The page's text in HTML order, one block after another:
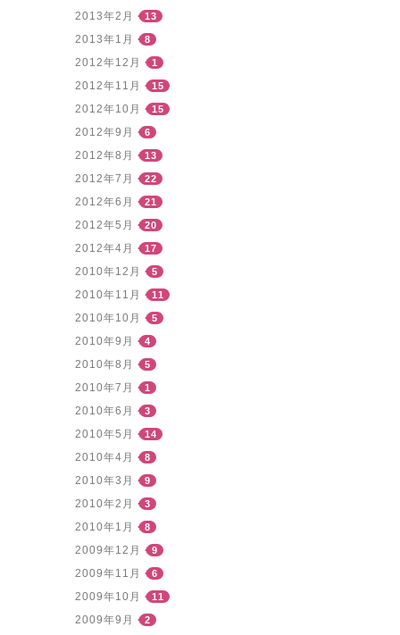
2013年2月 13
2013年1月 8
2012年12月 1
2012年11月 15
2012年10月 15
2012年9月 6
2012年8月 13
2012年7月 22
2012年6月 21
2012年5月 20
2012年4月 17
2010年12月 5
2010年11月 11
2010年10月 5
2010年9月 4
2010年8月 5
2010年7月 1
2010年6月 3
2010年5月 14
2010年4月 8
2010年3月 9
2010年2月 3
2010年1月 8
2009年12月 9
2009年11月 6
2009年10月 11
2009年9月 2